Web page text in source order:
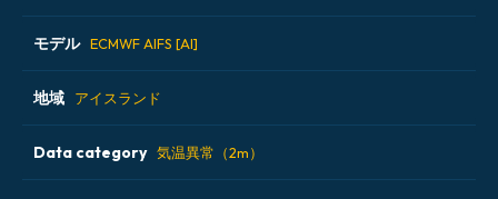
2026-08-06 12 UTC
2026-08-07 00 UTC
2026-08-07 12 UTC
モデル ECMWF AIFS [AI]
ALADIN CZ 2.3 km
ECMWF AIFS [AI]
地域 アイスランド
アイスランド
Data category 気温異常（2m）